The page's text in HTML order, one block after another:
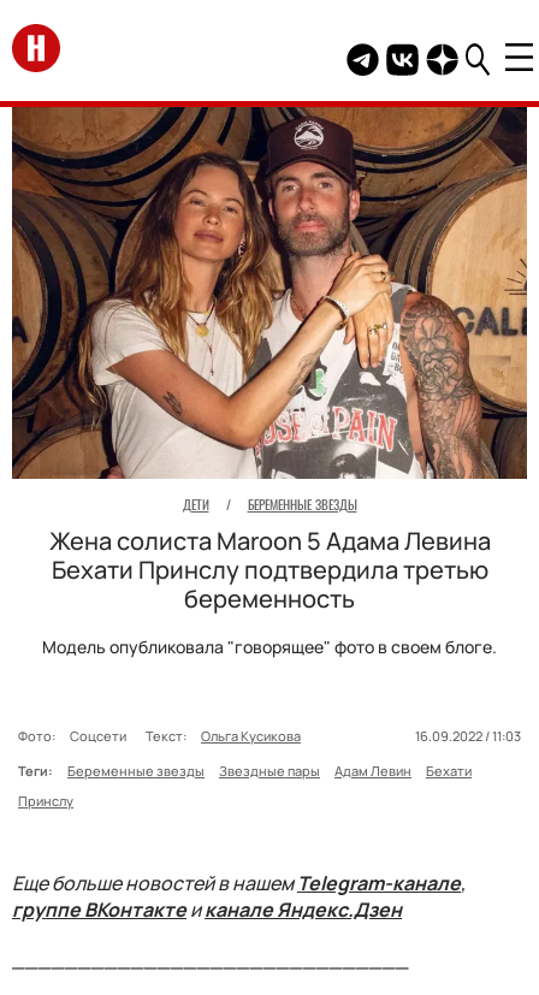
Перейти на главную
Telegram канал
Группа HELLO
Канал
ДЕТИ / БЕРЕМЕННЫЕ ЗВЕЗДЫ
Жена солиста Maroon 5 Адама Левина
Бехати Принслу подтвердила третью
беременность
Модель опубликовала "говорящее" фото в своем блоге.
Фото: Соцсети Текст: Ольга Кусикова
16.09.2022 / 11:03
Теги:
Беременные звезды Звездные пары Адам Левин
Бехати
Принслу
Еще больше новостей в нашемTelegram-канале,
группе ВКонтактеиканале Яндекс.Дзен